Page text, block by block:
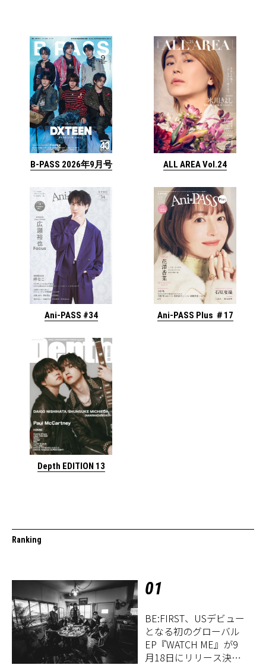
B-PASS 2026年9月号 ALL AREA Vol.24
Ani-PASS #34 Ani-PASS Plus ＃17
Depth EDITION 13
Ranking
01
BE:FIRST、USデビュー
となる初のグローバル
EP『WATCH ME』が9
月18日にリリース決